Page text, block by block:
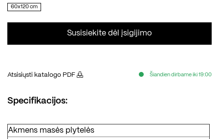
60x120 cm
Susisiekite dėl įsigijimo
Atsisiųsti katalogo PDF Šiandien dirbame iki 19:00
Specifikacijos:
Akmens masės plytelės